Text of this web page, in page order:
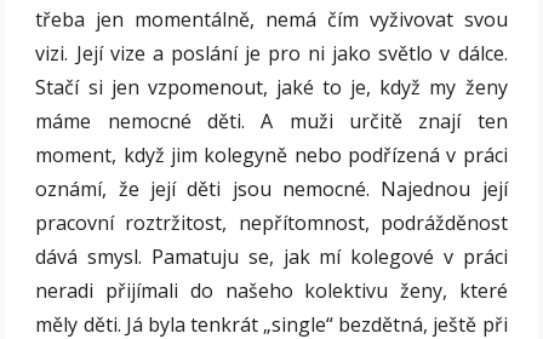
třeba jen momentálně, nemá čím vyživovat svou
vizi. Její vize a poslání je pro ni jako světlo v dálce.
Stačí si jen vzpomenout, jaké to je, když my ženy
máme nemocné děti. A muži určitě znají ten
moment, když jim kolegyně nebo podřízená v práci
oznámí, že její děti jsou nemocné. Najednou její
pracovní roztržitost, nepřítomnost, podrážděnost
dává smysl. Pamatuju se, jak mí kolegové v práci
neradi přijímali do našeho kolektivu ženy, které
měly děti. Já byla tenkrát „single“ bezdětná, ještě při